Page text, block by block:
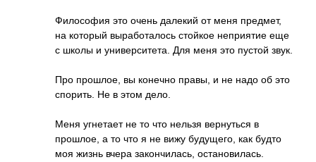
Философия это очень далекий от меня предмет,
на который выработалось стойкое неприятие еще
с школы и университета. Для меня это пустой звук.
Про прошлое, вы конечно правы, и не надо об это
спорить. Не в этом дело.
Меня угнетает не то что нельзя вернуться в
прошлое, а то что я не вижу будущего, как будто
моя жизнь вчера закончилась, остановилась.